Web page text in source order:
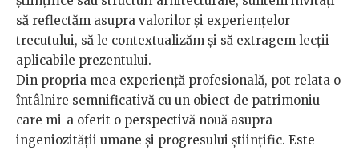
să reflectăm asupra valorilor și experiențelor
trecutului, să le contextualizăm și să extragem lecții
aplicabile prezentului.
Din propria mea experiență profesională, pot relata o
întâlnire semnificativă cu un obiect de patrimoniu
care mi-a oferit o perspectivă nouă asupra
ingeniozității umane și progresului științific. Este